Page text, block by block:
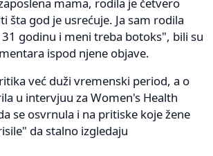
šta god je usrećuje. Ja sam rodila
godinu i meni treba botoks", bili su
ispod njene objave.
već duži vremenski period, a o
u intervjuu za Women's Health
se osvrnula i na pritiske koje žene
da stalno izgledaju